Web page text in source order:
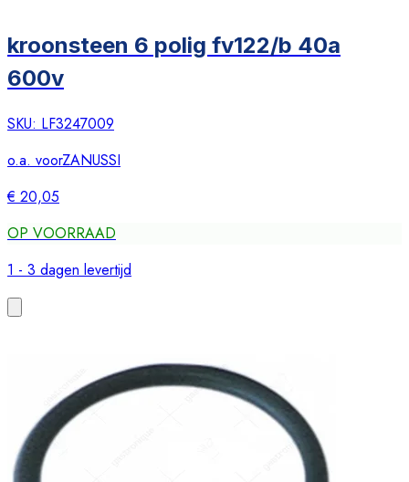
kroonsteen 6 polig fv122/b 40a
600v
SKU: LF3247009
o.a. voorZANUSSI
€ 20,05
OP VOORRAAD
1 - 3 dagen levertijd